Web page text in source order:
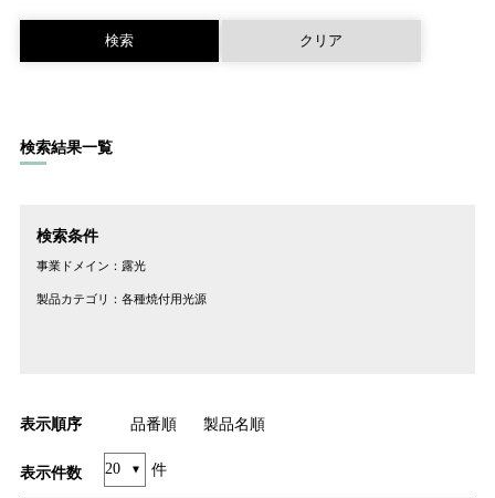
検索結果一覧
検索条件
事業ドメイン： 露光
製品カテゴリ： 各種焼付用光源
表示順序 品番順 製品名順
表示件数 件